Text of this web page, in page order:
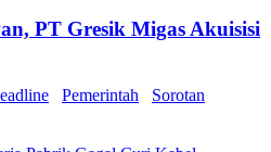
PT Gresik Migas Akuisisi
Pemerintah
Sorotan